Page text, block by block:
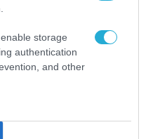
storage
authentication
and other
στους “Europe’s
Times για